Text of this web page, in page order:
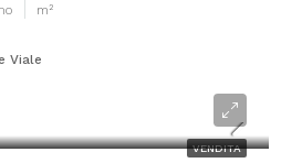
m²
Viale
VENDITA